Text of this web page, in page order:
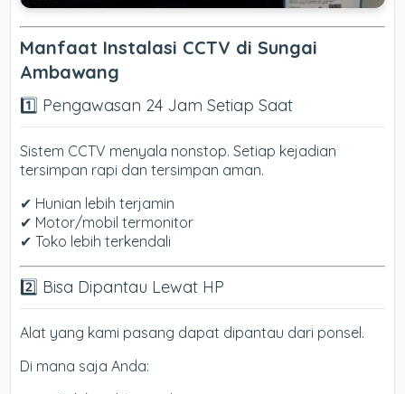
Manfaat Instalasi CCTV di Sungai
Ambawang
1️⃣ Pengawasan 24 Jam Setiap Saat
Sistem CCTV menyala nonstop. Setiap kejadian
tersimpan rapi dan tersimpan aman.
✔ Hunian lebih terjamin
✔ Motor/mobil termonitor
✔ Toko lebih terkendali
2️⃣ Bisa Dipantau Lewat HP
Alat yang kami pasang dapat dipantau dari ponsel.
Di mana saja Anda: